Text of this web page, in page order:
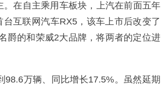
在自主乘用车板块，上汽在前面五年
互联网汽车RX5，该车上市后改变了
爵的和荣威2大品牌，将两者的定位进
万辆、同比增长17.5%。虽然延期